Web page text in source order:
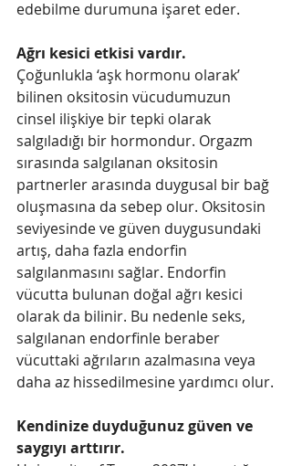
edebilme durumuna işaret eder.
Ağrı kesici etkisi vardır.
Çoğunlukla ‘aşk hormonu olarak’
bilinen oksitosin vücudumuzun
cinsel ilişkiye bir tepki olarak
salgıladığı bir hormondur. Orgazm
sırasında salgılanan oksitosin
partnerler arasında duygusal bir bağ
oluşmasına da sebep olur. Oksitosin
seviyesinde ve güven duygusundaki
artış, daha fazla endorfin
salgılanmasını sağlar. Endorfin
vücutta bulunan doğal ağrı kesici
olarak da bilinir. Bu nedenle seks,
salgılanan endorfinle beraber
vücuttaki ağrıların azalmasına veya
daha az hissedilmesine yardımcı olur.
Kendinize duyduğunuz güven ve
saygıyı arttırır.